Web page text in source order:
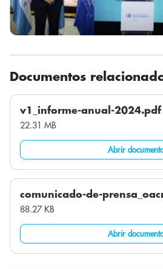
Documentos
v1_informe-anual-2024.pdf
22.31 MB
Abrir
comunicado-de-
88.27 KB
Abrir